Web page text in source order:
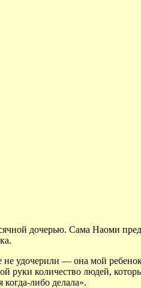
дочерью. Сама Наоми
удочерили — она мой
руки количество людей,
когда-либо делала».